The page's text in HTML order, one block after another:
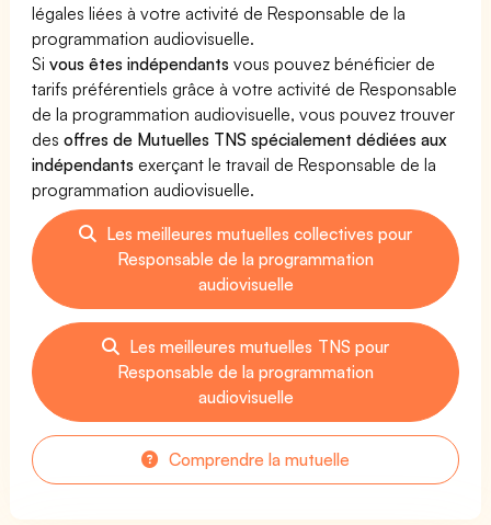
légales liées à votre activité de Responsable de la
programmation audiovisuelle.
Sivous êtes indépendants vous pouvez bénéficier de
tarifs préférentiels grâce à votre activité de Responsable
de la programmation audiovisuelle, vous pouvez trouver
desoffres de Mutuelles TNS spécialement dédiées aux
indépendants exerçant le travail de Responsable de la
programmation audiovisuelle.
Les meilleures mutuelles collectives pour
Responsable de la programmation
audiovisuelle
Les meilleures mutuelles TNS pour
Responsable de la programmation
audiovisuelle
Comprendre la mutuelle